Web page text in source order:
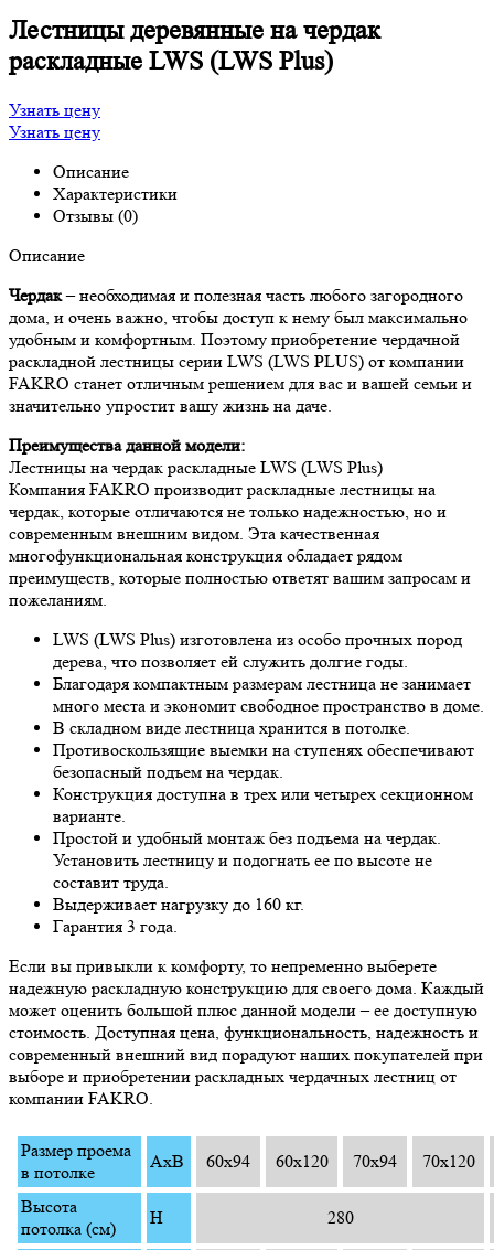
Лестницы деревянные на чердак
раскладные LWS (LWS Plus)
Узнать цену
Узнать цену
Описание
Характеристики
Отзывы (0)
Описание
Чердак– необходимая и полезная часть любого загородного
дома, и очень важно, чтобы доступ к нему был максимально
удобным и комфортным. Поэтому приобретение чердачной
раскладной лестницы серии LWS (LWS PLUS) от компании
FAKRO станет отличным решением для вас и вашей семьи и
значительно упростит вашу жизнь на даче.
Преимущества данной модели:
Лестницы на чердак раскладные LWS (LWS Plus)
Компания FAKRO производит раскладные лестницы на
чердак, которые отличаются не только надежностью, но и
современным внешним видом. Эта качественная
многофункциональная конструкция обладает рядом
преимуществ, которые полностью ответят вашим запросам и
пожеланиям.
LWS (LWS Plus) изготовлена из особо прочных пород
дерева, что позволяет ей служить долгие годы.
Благодаря компактным размерам лестница не занимает
много места и экономит свободное пространство в доме.
В складном виде лестница хранится в потолке.
Противоскользящие выемки на ступенях обеспечивают
безопасный подъем на чердак.
Конструкция доступна в трех или четырех секционном
варианте.
Простой и удобный монтаж без подъема на чердак.
Установить лестницу и подогнать ее по высоте не
составит труда.
Выдерживает нагрузку до 160 кг.
Гарантия 3 года.
Если вы привыкли к комфорту, то непременно выберете
надежную раскладную конструкцию для своего дома. Каждый
может оценить большой плюс данной модели – ее доступную
стоимость. Доступная цена, функциональность, надежность и
современный внешний вид порадуют наших покупателей при
выборе и приобретении раскладных чердачных лестниц от
компании FAKRO.
Размер проема
в потолке
AxB 60x94 60x120 70x94 70x120
Высота
потолка (см)
H 280